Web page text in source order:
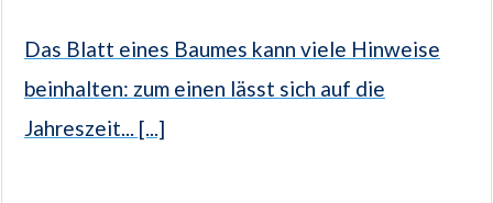
Das Blatt eines Baumes kann viele Hinweise
beinhalten: zum einen lässt sich auf die
Jahreszeit... [...]